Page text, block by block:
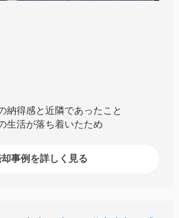
納得感と近隣であったこと
生活が落ち着いたため
事例を詳しく見る